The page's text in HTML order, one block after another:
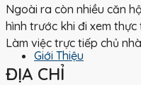
Giới Thiệu
Ngoài ra còn nhiều căn
hình trước khi đi xem
Làm việc trực tiếp chủ
ĐỊA CHỈ